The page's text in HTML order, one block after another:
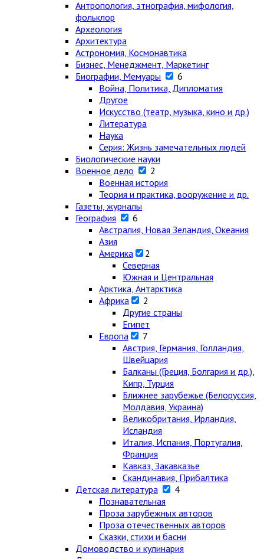
Антропология, этнография, мифология,
фольклор
Археология
Архитектура
Астрономия, Космонавтика
Бизнес, Менеджмент, Маркетинг
Биографии, Мемуары
6
Война, Политика, Дипломатия
Другое
Искусство (театр, музыка, кино и др.)
Литература
Наука
Серия: Жизнь замечательных людей
Биологические науки
Военное дело
2
Военная история
Теория и практика, вооружение и др.
Газеты, журналы
География
6
Австралия, Новая Зеландия, Океания
Азия
Америка
2
Северная
Южная и Центральная
Арктика, Антарктика
Африка
2
Другие страны
Египет
Европа
7
Австрия, Германия, Голландия,
Швейцария
Балканы (Греция, Болгария и др.),
Кипр, Турция
Ближнее зарубежье (Белоруссия,
Молдавия, Украина)
Великобритания, Ирландия,
Исландия
Италия, Испания, Португалия,
Франция
Кавказ, Закавказье
Скандинавия, Прибалтика
Детская литература
4
Познавательная
Проза зарубежных авторов
Проза отечественных авторов
Сказки, стихи и басни
Домоводство и кулинария